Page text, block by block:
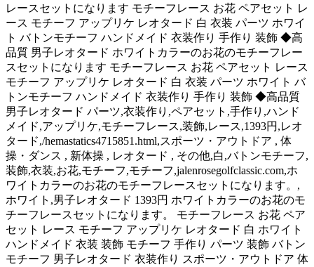
レースセットになります モチーフレース お花 ペアセット レ
ース モチーフ アップリケ レオタード 白 衣装 パーツ ホワイ
ト バトンモチーフ ハンドメイド 衣装作り 手作り 装飾 ◆高
品質 男子レオタード ホワイトカラーのお花のモチーフレー
スセットになります モチーフレース お花 ペアセット レース
モチーフ アップリケ レオタード 白 衣装 パーツ ホワイト バ
トンモチーフ ハンドメイド 衣装作り 手作り 装飾 ◆高品質
男子レオタード パーツ,衣装作り,ペアセット,手作り,ハンド
メイド,アップリケ,モチーフレース,装飾,レース,1393円,レオ
タード,/hemastatics4715851.html,スポーツ・アウトドア , 体
操・ダンス , 新体操 , レオタード , その他,白,バトンモチーフ,
装飾,衣装,お花,モチーフ,モチーフ,jalenrosegolfclassic.com,ホ
ワイトカラーのお花のモチーフレースセットになります。,
ホワイト,男子レオタード 1393円 ホワイトカラーのお花のモ
チーフレースセットになります。 モチーフレース お花 ペア
セット レース モチーフ アップリケ レオタード 白 ホワイト
ハンドメイド 衣装 装飾 モチーフ 手作り パーツ 装飾 バトン
モチーフ 男子レオタード 衣装作り スポーツ・アウトドア 体